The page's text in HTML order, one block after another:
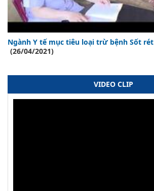
Ngành Y tế mục tiêu loại trừ bệnh Sốt rét
(26/04/2021)
VIDEO CLIP